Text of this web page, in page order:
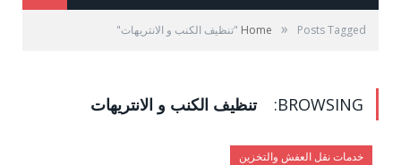
Home » Posts Tagged "تنظيف الكنب و الانتريهات"
BROWSING: تنظيف الكنب و الانتريهات
خدمات نقل العفش والتخزين